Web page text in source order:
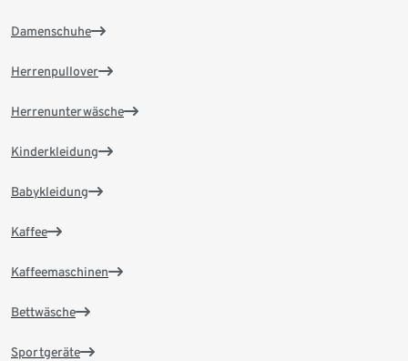
Damenschuhe
Herrenpullover
Herrenunterwäsche
Kinderkleidung
Babykleidung
Kaffee
Kaffeemaschinen
Bettwäsche
Sportgeräte